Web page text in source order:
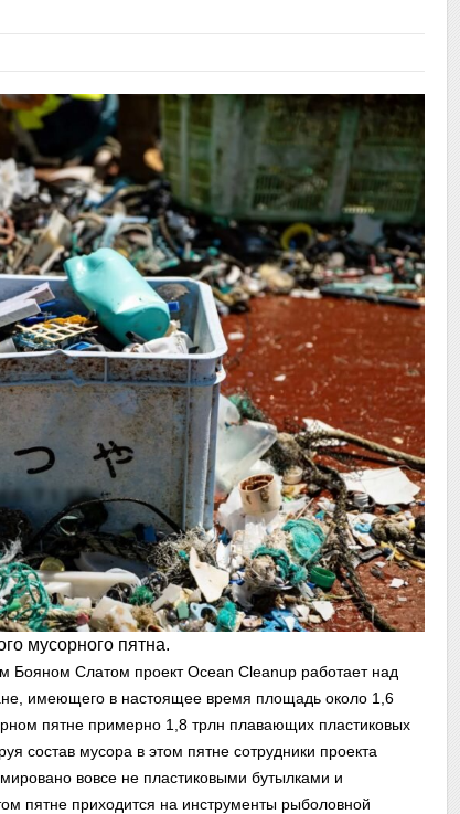
мусорного пятна.
Бояном Слатом проект Ocean Cleanup работает над
имеющего в настоящее время площадь около 1,6
пятне примерно 1,8 трлн плавающих пластиковых
состав мусора в этом пятне сотрудники проекта
вовсе не пластиковыми бутылками и
пятне приходится на инструменты рыболовной